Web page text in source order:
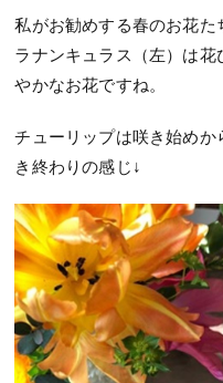
私がお勧めする春のお花た
ラナンキュラス（左）は
やかなお花ですね。
チューリップは咲き始め
き終わりの感じ↓